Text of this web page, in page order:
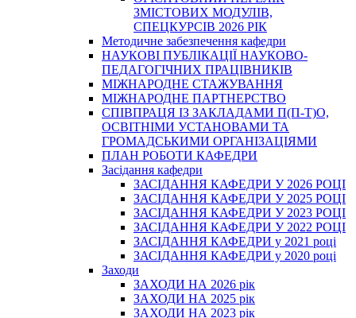
ЗМІСТОВИХ МОДУЛІВ,
СПЕЦКУРСІВ 2026 РІК
Методичне забезпечення кафедри
НАУКОВІ ПУБЛІКАЦІЇ НАУКОВО-
ПЕДАГОГІЧНИХ ПРАЦІВНИКІВ
МІЖНАРОДНЕ СТАЖУВАННЯ
МІЖНАРОДНЕ ПАРТНЕРСТВО
СПІВПРАЦЯ ІЗ ЗАКЛАДАМИ П(П-Т)О,
ОСВІТНІМИ УСТАНОВАМИ ТА
ГРОМАДСЬКИМИ ОРГАНІЗАЦІЯМИ
ПЛАН РОБОТИ КАФЕДРИ
Засідання кафедри
ЗАСІДАННЯ КАФЕДРИ У 2026 РОЦІ
ЗАСІДАННЯ КАФЕДРИ У 2025 РОЦІ
ЗАСІДАННЯ КАФЕДРИ У 2023 РОЦІ
ЗАСІДАННЯ КАФЕДРИ У 2022 РОЦІ
ЗАСІДАННЯ КАФЕДРИ у 2021 році
ЗАСІДАННЯ КАФЕДРИ у 2020 році
Заходи
ЗАХОДИ НА 2026 рік
ЗАХОДИ НА 2025 рік
ЗАХОДИ НА 2023 рік